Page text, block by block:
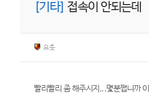
[기타] 접속이 안되는데
요춧
빨리빨리 좀 해주시지...몇분쨉니까